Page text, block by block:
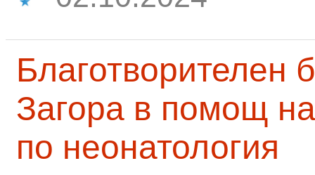
Благотворителен
Загора в помощ
по неонатология